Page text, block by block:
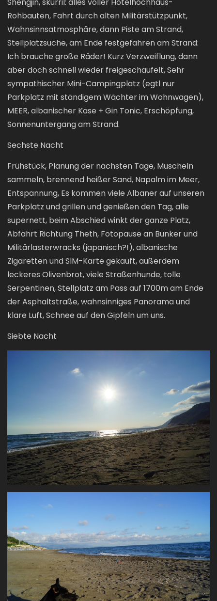
Rohbauten, Fahrt durch alten Militärstützpunkt,
Wahnsinnsatmosphäre, dann Piste am Strand,
Stellplatzsuche, am Ende festgefahren am Strand:
Ich brauche große Räder! Kurz Verzweiflung, dann
aber doch schnell wieder freigeschaufelt, Sehr
sympathischer Mini-Campingplatz (egtl nur
Parkplatz mit ständigem Wächter im Wohnwagen),
MEER, albanischer Käse + Gin Tonic, Erschöpfung,
Sonnenuntergang am Strand.
Sechste Nacht
Frühstück, Planung der nächsten Tage, Muscheln
sammeln, brennend heißer Sand, Napalm im Meer,
Entspannung, Es kommen viele Albaner auf unseren
Parkplatz und grillen und genießen den Tag, alle
supernett, beim Abschied winkt der ganze Platz,
Abfahrt Richtung Theth, Fotopause an Bunker und
Militärlasterwracks (japanisch?!), albanische
Zigaretten und SIM-Karte gekauft, außerdem
leckeres Olivenbrot, viele Straßenhunde, tolle
Serpentinen, Stellplatz am Pass auf 1700m am Ende
der Asphaltstraße, wahnsinniges Panorama und
klare Luft, Schnee auf den Gipfeln um uns.
Siebte Nacht